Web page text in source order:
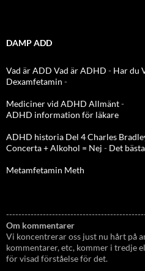
DAMP ADD
Vad är ADD Vad är ADHD - Har du
Dexamfetamin -
Mediciner vid ADHD Allmänt-
ADHD information för läkare
ADHD historia Del 4 Charles
Concerta + Alkohol = Nej - Det
Metamfetamin Meth
Om kommentarer
Vi koncentrerar oss just nu hårt på
kommentarer, etc, kommer i tredje
för visad förståelse för det.